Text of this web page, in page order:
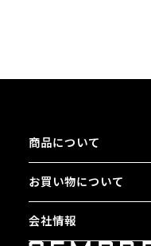
商品について
お買い物について
会社情報